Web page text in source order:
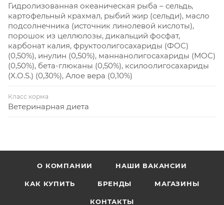
Гидролизованная океаническая рыба – сельдь,
картофельный крахмал, рыбий жир (сельди), масло
подсолнечника (источник линолевой кислоты),
порошок из целлюлозы, дикальций фосфат,
карбонат калия, фруктоолигосахариды (ФОС)
(0,50%), инулин (0,50%), маннанолигосахариды (МОС)
(0,50%), бета-глюканы (0,50%), ксилоолигосахариды
(X.O.S.) (0,30%), Алое вера (0,10%)
Класс корма
Ветеринарная диета
О КОМПАНИИ НАШИ ВАКАНСИИ
КАК КУПИТЬ БРЕНДЫ МАГАЗИНЫ
КОНТАКТЫ